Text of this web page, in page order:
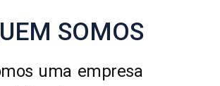
SOMOS
uma empresa